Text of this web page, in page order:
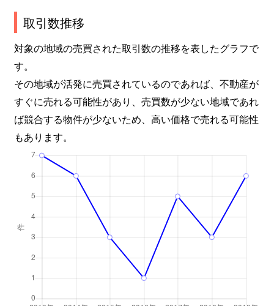
取引数推移
対象の地域の売買された取引数の推移を表したグラフで
す。
その地域が活発に売買されているのであれば、不動産が
すぐに売れる可能性があり、売買数が少ない地域であれ
ば競合する物件が少ないため、高い価格で売れる可能性
もあります。